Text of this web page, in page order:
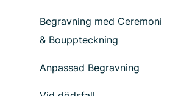
Begravning med Ceremoni
& Bouppteckning
Anpassad Begravning